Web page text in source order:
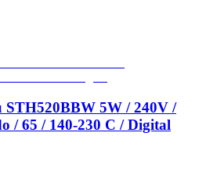
STH520BBW 5W / 240V /
/ 65 / 140-230 C / Digital